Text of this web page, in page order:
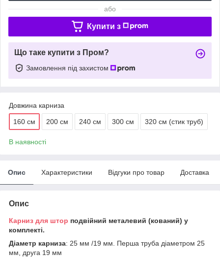
або
Купити з
Що таке купити з Пром?
Замовлення під захистом
Довжина карниза
160 см 200 см 240 см 300 см 320 см (стик труб)
В наявності
Опис Характеристики Відгуки про товар Доставка
Опис
Карниз для штор подвійний металевий (кований) у
комплекті.
Діаметр карниза: 25 мм /19 мм. Перша труба діаметром 25
мм, друга 19 мм